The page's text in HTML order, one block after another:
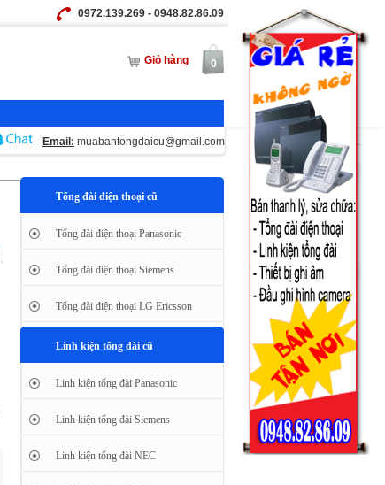
0972.139.269 - 0948.82.86.09
Giỏ hàng 0
- Email: muabantongdaicu@gmail.com
Tổng đài điện thoại cũ
Tổng đài điện thoại Panasonic
Tổng đài điện thoại Siemens
Tổng đài điện thoại LG Ericsson
Linh kiện tổng đài cũ
Linh kiện tổng đài Panasonic
Linh kiện tổng đài Siemens
Linh kiện tổng đài NEC